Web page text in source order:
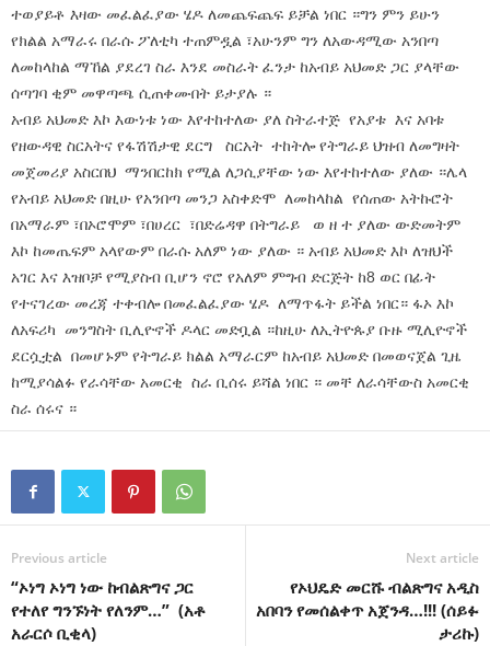
ተወያይቶ እዛው መፈልፈያው ሄዶ ለመጨፍጨፍ ይቻል ነበር ።ግን ምን ይሁን
የክልል አማራሩ በራሱ ፖለቲካ ተጠምዷል ፣አሁንም ግን ለአውዳሚው አንበጣ
ለመከላከል ማኸል ያደረገ ስራ እንደ መስራት ፈንታ ከአብይ አህመድ ጋር ያላቸው
ሰጣገባ ቂም መዋጣጫ ሲጠቀሙበት ይታያሉ ።
አብይ አህመድ እኮ እውነቱ ነው እየተከተለው ያለ ስትራተጅ የአያቱ እና አባቱ
የዘውዳዊ ስርአትና የፋሽሽታዊ ደርግ ስርአት ተከትሎ የትግራይ ህዝብ ለመግዛት
መጀመሪያ አስርበህ ማንበርከክ የሚል ለጋሲያቸው ነው እየተከተለው ያለው ።ሌላ
የአብይ አህመድ በዚሁ የአንበጣ መንጋ አስቀድሞ ለመከላከል የሰጠው አትኩሮት
በአማራም ፣በኦሮሞም ፣በሀረር ፣በድሬዳዋ በትግራይ ወ ዘ ተ ያለው ውድመትም
እኮ ከመጤፍም አላየውም በራሱ አለም ነው ያለው ። አብይ አህመድ እኮ ለዝህች
አገር እና እዝቦቻ የሚያስብ ቢሆን ኖሮ የአለም ምግብ ድርጅት ከ8 ወር በፊት
የተናገረው መረጃ ተቀብሎ በመፈልፈያው ሄዶ ለማጥፋት ይችል ነበር። ፋኦ እኮ
ለአፍሪካ መንግስት ቢሊዮኖች ዶላር መድቧል ።ከዚሁ ለኢትዮጱያ ቡዙ ሚሊዮኖች
ደርሷቷል በመሆኑም የትግራይ ክልል አማራርም ከአብይ አህመድ በመወናጀል ጊዜ
ከሚያሳልፉ የራሳቸው አመርቂ ስራ ቢሰሩ ይሻል ነበር ። መቸ ለራሳቸውስ አመርቂ
ስራ ሰሩና ።
Previous article
“ኦነግ ኦነግ ነው ከብልጽግና ጋር
የተለየ ግንኙነት የለንም…” (አቶ
አራርሶ ቢቂላ)
Next article
የኦህዴድ መርሹ ብልጽግና አዲስ
አበባን የመሰልቀጥ አጀንዳ…!!! (ሰይፉ
ታሪኩ)